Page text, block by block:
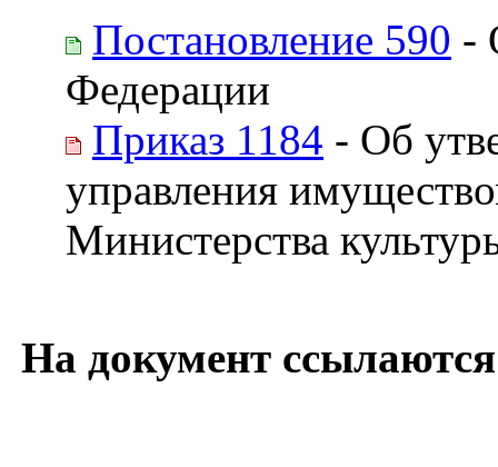
Постановление 590 -
Федерации
Приказ 1184 - Об
управления
Министерства
На документ